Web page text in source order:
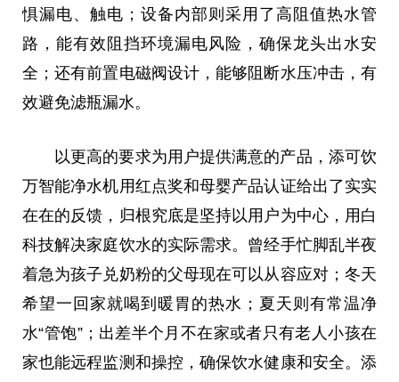
惧漏电、触电；设备内部则采用了高阻值热水管
路，能有效阻挡环境漏电风险，确保龙头出水安
全；还有前置电磁阀设计，能够阻断水压冲击，有
效避免滤瓶漏水。
以更高的要求为用户提供满意的产品，添可饮
万智能净水机用红点奖和母婴产品认证给出了实实
在在的反馈，归根究底是坚持以用户为中心，用白
科技解决家庭饮水的实际需求。曾经手忙脚乱半夜
着急为孩子兑奶粉的父母现在可以从容应对；冬天
希望一回家就喝到暖胃的热水；夏天则有常温净
水“管饱”；出差半个月不在家或者只有老人小孩在
家也能远程监测和操控，确保饮水健康和安全。添